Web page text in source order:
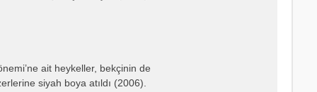
ait heykeller, bekçinin de
siyah boya atıldı (2006).